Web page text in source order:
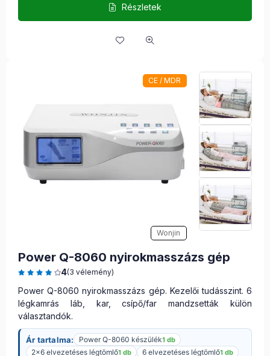
Részletek
CE / MDR
Wonjin
Power Q-8060 nyirokmasszázs gép
4(3 vélemény)
Power Q-8060 nyirokmasszázs gép. Kezelői tudásszint. 6
légkamrás láb, kar, csípő/far mandzsetták külön
választandók.
Ár tartalma: Power Q-8060 készülék1 db
2x6 elvezetéses légtömlő1 db 6 elvezetéses légtömlő1 db